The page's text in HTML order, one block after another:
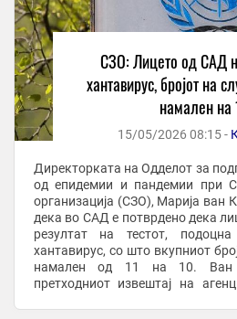
СЗО: Лицето од САД
хантавирус, бројот на
намален на
15/05/2026 08:15 -
Директорката на Одделот за
од епидемии и пандемии при
организација (СЗО), Марија ван
дека во САД е потврдено дека
резултат на тестот,
хантавирус, со што вкупниот
намален од 11 на 10. Ван
претходниот извештај на